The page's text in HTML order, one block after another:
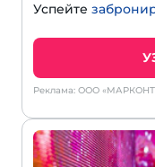
Успейте
Реклама: ООО